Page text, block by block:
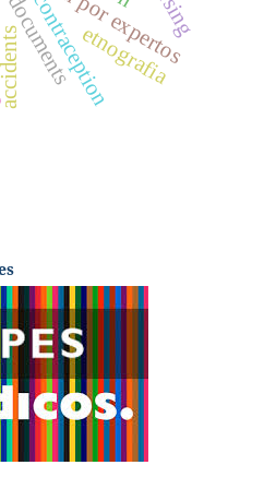
contraception
documents
accidents etnografia